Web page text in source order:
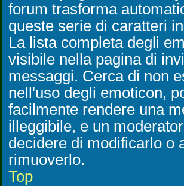
forum trasforma
queste serie di caratteri
La lista completa degli
visibile nella pagina di
messaggi. Cerca di non
nell'uso degli emoticon,
facilmente rendere una
illeggibile, e un
decidere di modificarlo o
rimuoverlo.
Top